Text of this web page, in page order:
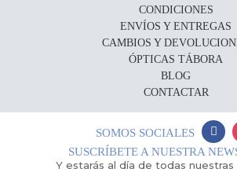
CONDICIONES
ENVÍOS Y ENTREGAS
CAMBIOS Y
ÓPTICAS TÁBORA
BLOG
CONTACTAR
SOMOS SOCIALES
SUSCRÍBETE A NUESTRA
Y estarás al día de todas